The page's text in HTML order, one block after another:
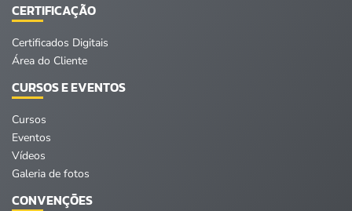
CERTIFICAÇÃO
Certificados Digitais
Área do Cliente
CURSOS E EVENTOS
Cursos
Eventos
Vídeos
Galeria de fotos
CONVENÇÕES